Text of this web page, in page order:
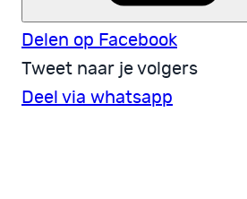
Delen op Facebook
Tweet naar je volgers
Deel via whatsapp